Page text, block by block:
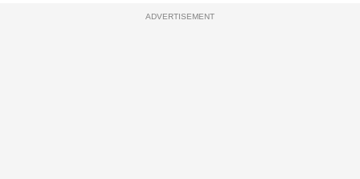
ADVERTISEMENT